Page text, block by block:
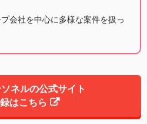
会社を中心に多様な案件を扱っ
ネルの公式サイト
はこちら